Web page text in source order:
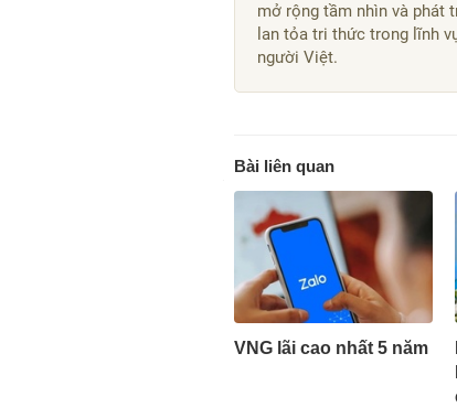
mở rộng tầm nhìn và phát
lan tỏa tri thức trong lĩnh
người Việt.
Bài liên quan
VNG lãi cao nhất 5 năm